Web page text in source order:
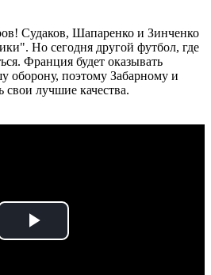
Судаков, Шапаренко и Зинченко
Но сегодня другой футбол, где
Франция будет оказывать
оборону, поэтому Забарному и
лучшие качества.
Play